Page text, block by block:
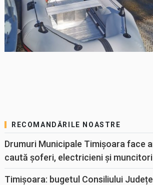
RECOMANDĂRILE NOASTRE
Drumuri Municipale Timișoara face
caută șoferi, electricieni și
Timișoara: bugetul Consiliului